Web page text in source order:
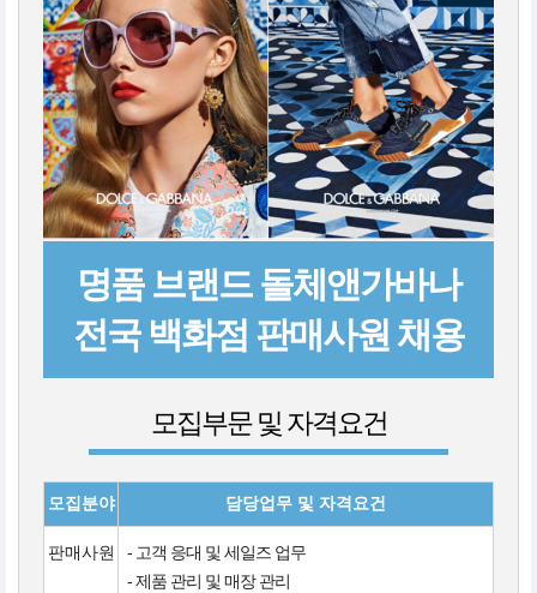
명품 브랜드 돌체앤가바나
전국 백화점 판매사원 채용
모집부문 및 자격요건
모집분야 담당업무 및 자격요건
판매사원
- 고객 응대 및 세일즈 업무
- 제품 관리 및 매장 관리